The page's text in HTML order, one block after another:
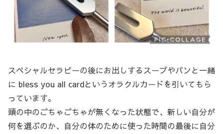
スペシャルセラピーの後にお出しするスープやパンと一緒
に bless you all cardというオラクルカードを引いてもら
っています。
頭の中のごちゃごちゃが無くなった状態で、新しい自分が
何を選ぶのか、自分の体のために使った時間の最後に自分